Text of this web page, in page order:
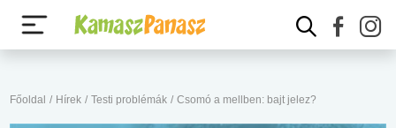
Főoldal / Hírek / Testi problémák / Csomó a mellben: bajt jelez?